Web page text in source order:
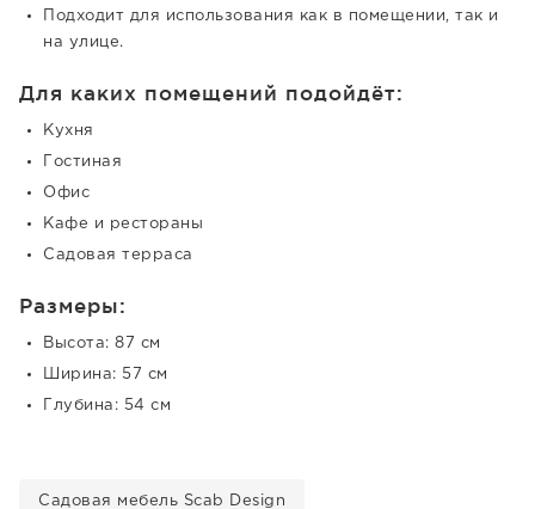
Подходит для использования как в помещении, так и
на улице.
Для каких помещений подойдёт:
Кухня
Гостиная
Офис
Кафе и рестораны
Садовая терраса
Размеры:
Высота: 87 см
Ширина: 57 см
Глубина: 54 см
Садовая мебель Scab Design